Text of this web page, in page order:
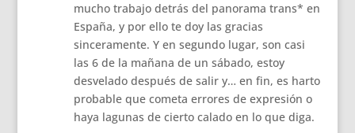
mucho trabajo detrás del panorama trans* en
España, y por ello te doy las gracias
sinceramente. Y en segundo lugar, son casi
las 6 de la mañana de un sábado, estoy
desvelado después de salir y… en fin, es harto
probable que cometa errores de expresión o
haya lagunas de cierto calado en lo que diga.